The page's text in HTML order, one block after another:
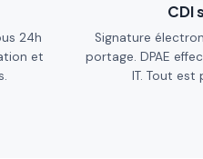
24h
et
CDI
Signature
portage. DPAE
IT. Tout est